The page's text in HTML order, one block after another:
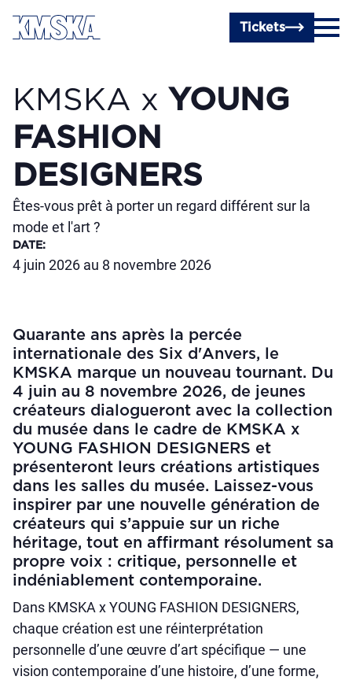
Passer au contenu principal
Tickets
KMSKA x YOUNG
FASHION
DESIGNERS
Êtes-vous prêt à porter un regard différent sur la
mode et l'art ?
DATE:
4 juin 2026 au 8 novembre 2026
Quarante ans après la percée
internationale des Six d'Anvers, le
KMSKA marque un nouveau tournant. Du
4 juin au 8 novembre 2026, de jeunes
créateurs dialogueront avec la collection
du musée dans le cadre de KMSKA x
YOUNG FASHION DESIGNERS et
présenteront leurs créations artistiques
dans les salles du musée. Laissez-vous
inspirer par une nouvelle génération de
créateurs qui s’appuie sur un riche
héritage, tout en affirmant résolument sa
propre voix : critique, personnelle et
indéniablement contemporaine.
Dans KMSKA x YOUNG FASHION DESIGNERS,
chaque création est une réinterprétation
personnelle d’une œuvre d’art spécifique — une
vision contemporaine d’une histoire, d’une forme,